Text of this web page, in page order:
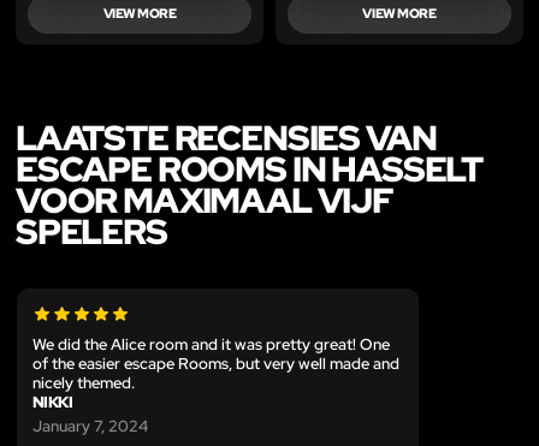
VIEW MORE VIEW MORE
LAATSTE RECENSIES VAN
ESCAPE ROOMS IN HASSELT
VOOR MAXIMAAL VIJF
SPELERS
We did the Alice room and it was pretty great! One
of the easier escape Rooms, but very well made and
nicely themed.
NIKKI
January 7, 2024